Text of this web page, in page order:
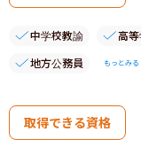
中学校教諭 高
地方公務員
もっとみる
取得できる資格